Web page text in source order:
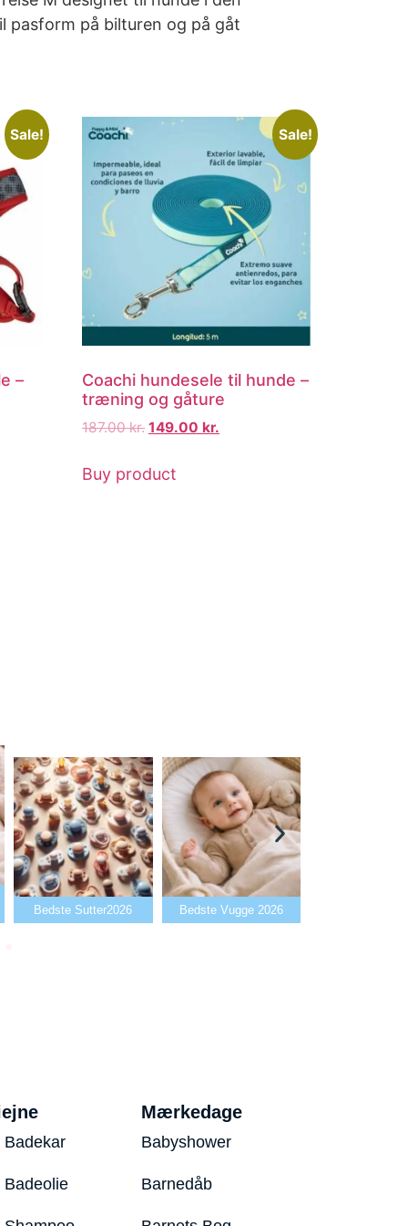
pasform på bilturen og på gåt
Sale!
–
Sale!
Coachi hundesele til hunde –
træning og gåture
187.00kr. 149.00 kr.
Buy product
Bedste Vugge 2026
Bedste Babyalarm
2026
Badekar
Badeolie
Mærkedage
Babyshower
Barnedåb